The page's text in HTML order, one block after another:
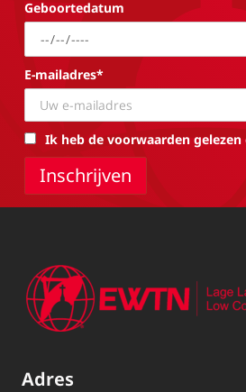
Geboortedatum
E-mailadres*
Ik heb de voorwaarden
Adres